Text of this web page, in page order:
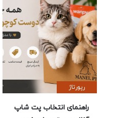
رپورتاژ
راهنمای انتخاب پت شاپ